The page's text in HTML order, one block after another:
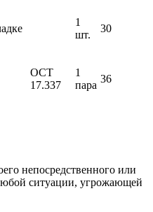
1
шт.
30
ОСТ
17.337
1
пара
36
непосредственного или
ситуации, угрожающей